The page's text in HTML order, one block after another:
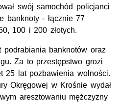
swój samochód policjanci
banknoty - łącznie 77
100 i 200 złotych.
podrabiania banknotów oraz
Za to przestępstwo grozi
25 lat pozbawienia wolności.
Okręgowej w Krośnie wydał
aresztowaniu mężczyzny